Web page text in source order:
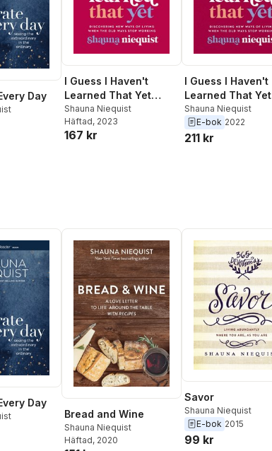
Day
I Guess I Haven't
Learned That Yet
Study Guide plus
Streaming Video
Shauna Niequist
Häftad, 2023
167 kr
I Guess I Haven't
Learned That Yet
Study Guide plus
Streaming Video
Shauna Niequist
E-bok 2022
211 kr
Day
Bread and Wine
Shauna Niequist
Häftad, 2020
Savor
Shauna Niequist
E-bok 2015
99 kr